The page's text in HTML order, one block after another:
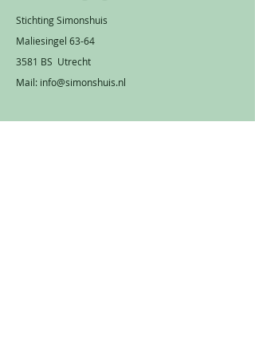
Stichting Simonshuis
Maliesingel 63-64
3581 BS Utrecht
Mail: info@simonshuis.nl